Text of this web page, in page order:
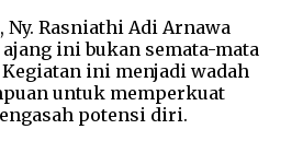
Ny. Rasniathi Adi Arnawa
ini bukan semata-mata
ini menjadi wadah
untuk memperkuat
potensi diri.